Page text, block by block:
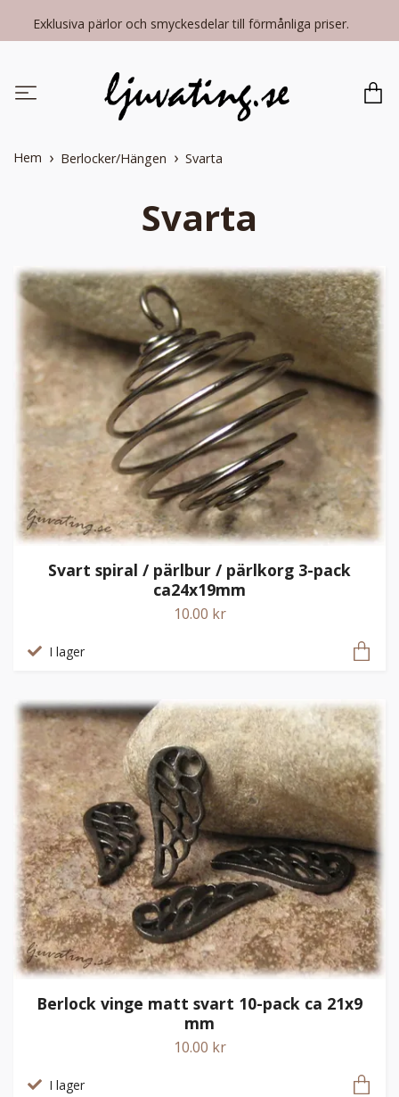
Exklusiva pärlor och smyckesdelar till förmånliga priser.
Hem Berlocker/Hängen Svarta
Svarta
Svart spiral / pärlbur / pärlkorg 3-pack
ca24x19mm
10.00 kr
I lager
Berlock vinge matt svart 10-pack ca 21x9
mm
10.00 kr
I lager